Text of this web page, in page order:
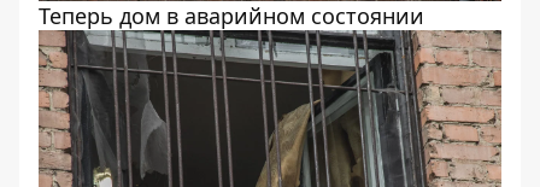
Теперь дом в аварийном состоянии